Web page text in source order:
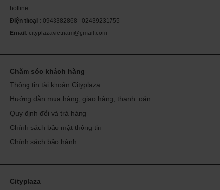
hotline
Điện thoại : 0943382868 - 02439231755
Email: cityplazavietnam@gmail.com
Chăm sóc khách hàng
Thông tin tài khoản Cityplaza
Hướng dẫn mua hàng, giao hàng, thanh toán
Quy định đổi và trả hàng
Chính sách bảo mật thông tin
Chính sách bảo hành
Cityplaza